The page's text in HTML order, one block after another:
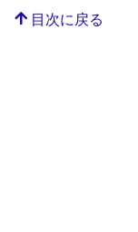
目次に戻る